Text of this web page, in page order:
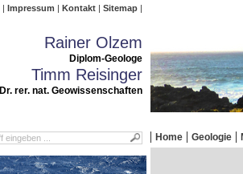
Impressum Kontakt Sitemap
Rainer Olzem
Diplom-Geologe
Timm Reisinger
Dr. rer. nat. Geowissenschaften
Home Geologie